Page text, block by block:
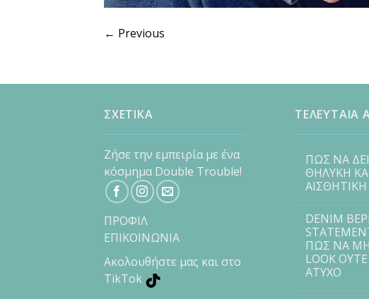
← Previous
ΣΧΕΤΙΚΑ
Ζήσε την εμπειρία με ένα
κόσμημα Double Trouble!
ΠΡΟΦΙΛ
ΕΠΙΚΟΙΝΩΝΙΑ
Ακολουθήστε μας και στο
TikTok
ΤΕΛΕΥΤΑΙΑ
ΠΩΣ ΝΑ
ΘΗΛΥΚΗ
ΑΙΣΘΗΤΙΚΗ
DENIM
ΠΩΣ ΝΑ ΜΗ
LOOK
ΑΤΥΧΟ